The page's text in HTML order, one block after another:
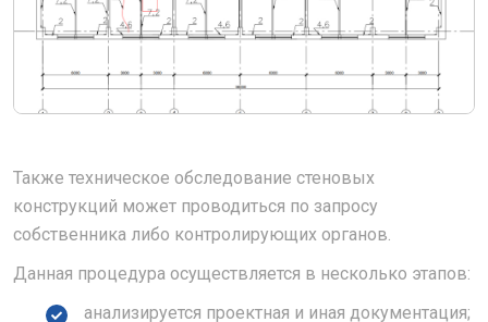
Также техническое обследование стеновых
конструкций может проводиться по запросу
собственника либо контролирующих органов.
Данная процедура осуществляется в несколько этапов:
анализируется проектная и иная документация;